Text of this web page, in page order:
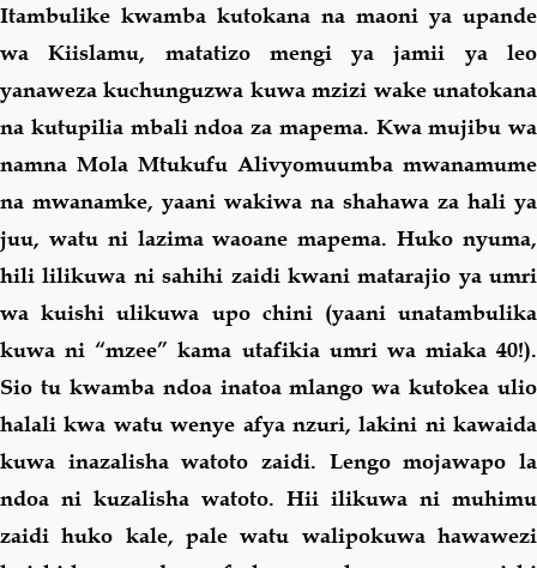
Itambulike kwamba kutokana na maoni ya upande
wa Kiislamu, matatizo mengi ya jamii ya leo
yanaweza kuchunguzwa kuwa mzizi wake unatokana
na kutupilia mbali ndoa za mapema. Kwa mujibu wa
namna Mola Mtukufu Alivyomuumba mwanamume
na mwanamke, yaani wakiwa na shahawa za hali ya
juu, watu ni lazima waoane mapema. Huko nyuma,
hili lilikuwa ni sahihi zaidi kwani matarajio ya umri
wa kuishi ulikuwa upo chini (yaani unatambulika
kuwa ni “mzee” kama utafikia umri wa miaka 40!).
Sio tu kwamba ndoa inatoa mlango wa kutokea ulio
halali kwa watu wenye afya nzuri, lakini ni kawaida
kuwa inazalisha watoto zaidi. Lengo mojawapo la
ndoa ni kuzalisha watoto. Hii ilikuwa ni muhimu
zaidi huko kale, pale watu walipokuwa hawawezi